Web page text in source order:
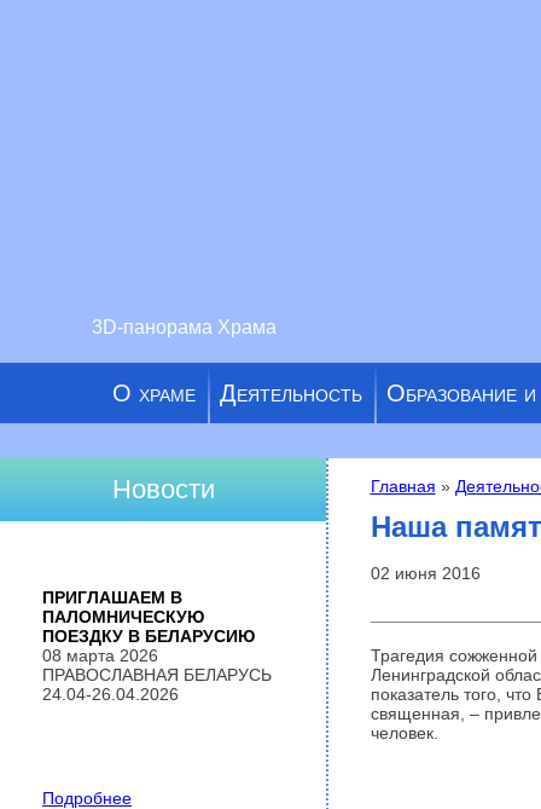
3D-панорама Храма
О храме Деятельность Образование
Вы здесь
Главная »
Наша
02 июня 2016
Трагедия
Ленинградской
показатель того,
священная, –
человек.
Новости
ПРИГЛАШАЕМ В
ПАЛОМНИЧЕСКУЮ
ПОЕЗДКУ В БЕЛАРУСИЮ
08 марта 2026
ПРАВОСЛАВНАЯ БЕЛАРУСЬ
24.04-26.04.2026
Подробнее